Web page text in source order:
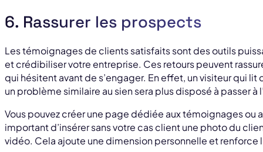
6. Rassurer les prospects
Les témoignages de clients satisfaits sont des outils
et crédibiliser votre entreprise. Ces retours peuvent
qui hésitent avant de s’engager. En effet, un visiteur qui
un problème similaire au sien sera plus disposé à passer à
Vous pouvez créer une page dédiée aux témoignages ou
important d’insérer sans votre cas client une photo du
vidéo. Cela ajoute une dimension personnelle et renforce